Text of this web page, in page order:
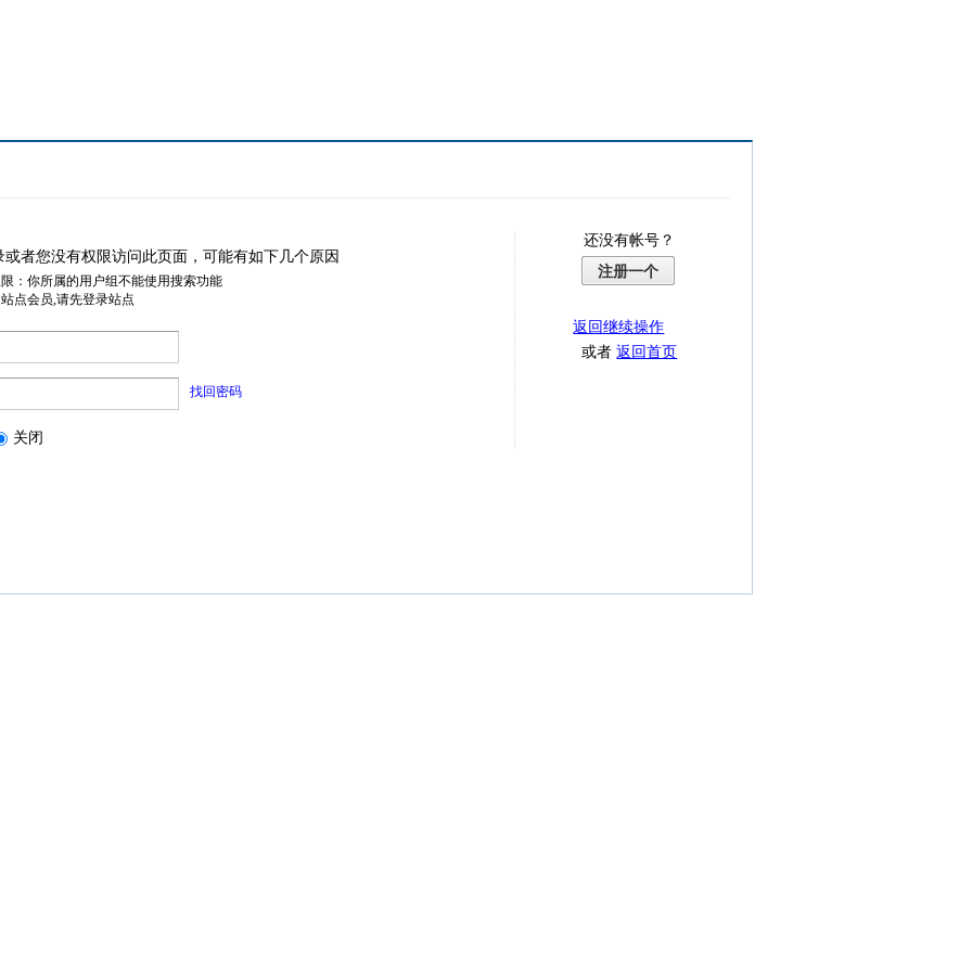
或者您没有权限访问此页面，可能有如下几个原因
：你所属的用户组不能使用搜索功能
点会员,请先登录站点
找回密码
关闭
还没有帐号？
注册一个
返回继续操作
或者返回首页